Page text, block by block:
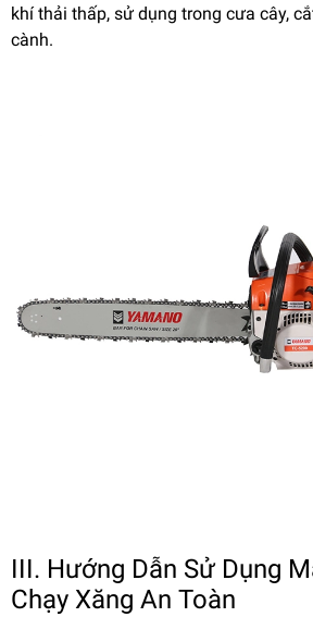
khí thải thấp, sử dụng trong cưa cây,
cành.
III. Hướng Dẫn Sử Dụng
Chạy Xăng An Toàn